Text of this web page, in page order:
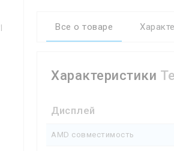
Все о товаре
Характеристики
Дисплей
AMD совместимость